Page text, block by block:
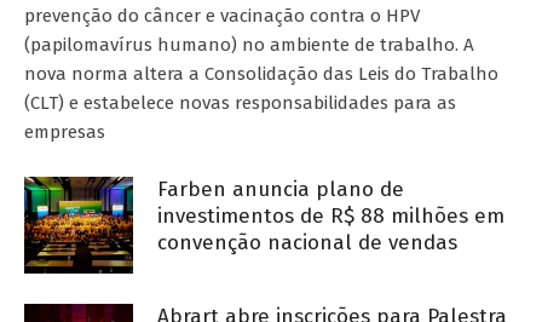
prevenção do câncer e vacinação contra o HPV
(papilomavírus humano) no ambiente de trabalho. A
nova norma altera a Consolidação das Leis do Trabalho
(CLT) e estabelece novas responsabilidades para as
empresas
Farben anuncia plano de
investimentos de R$ 88 milhões em
convenção nacional de vendas